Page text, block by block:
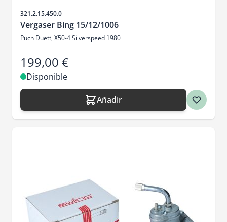
SKU
321.2.15.450.0
Vergaser Bing 15/12/1006
Puch Duett, X50-4 Silverspeed 1980
199,00 €
Disponible
Añadir